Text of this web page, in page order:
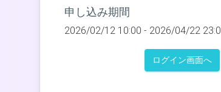
申し込み期間
2026/02/12 10:00 - 2026/04/22
ログイン画面へ